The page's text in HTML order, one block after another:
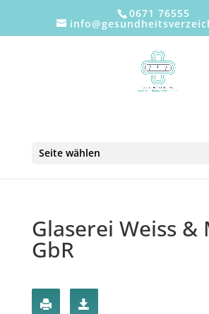
0671 76555
Seite wählen
Glaserei Weiss &
GbR